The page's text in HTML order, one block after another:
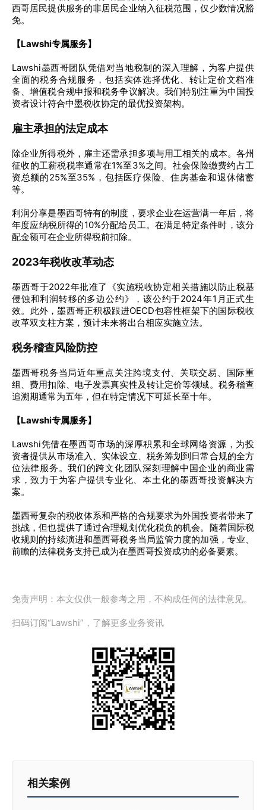
西哥居民提供服务的非居民企业纳入征税范围，仅少数情况豁
免。
【Lawshi专属服务】
Lawshi墨西哥团队凭借对当地税制的深入理解，为客户提供
全面的税务合规服务，包括实体选择优化、转让定价文档准
备、增值税合规申报和税务争议解决。我们特别注重为中国投
资者设计符合中墨税收协定的最优投资架构。
雇主承担的法定成本
除企业所得税外，雇主还需承担多项与用工相关的成本。各州
征收的工薪税税率通常在1%至3%之间。社会保险缴费约占工
资总额的25%至35%，包括医疗保险、住房基金和退休储蓄
等。
利润分享是墨西哥特有的制度，要求企业在运营满一年后，将
年度应纳税所得的10%分配给员工。在满足特定条件时，该分
配金额可在企业所得税前扣除。
2023年税收改革动态
墨西哥于2022年批准了《实施税收协定相关措施以防止税基
侵蚀和利润转移的多边公约》，该公约于2024年1月正式生
效。此外，墨西哥正积极跟进OECD包容性框架下的国际税收
改革双支柱方案，预计未来将出台相应实施立法。
税务稽查风险防控
墨西哥税务当局近年重点关注跨境支付、关联交易、国际重
组、费用扣除、电子发票真实性及转让定价等领域。税务稽查
追溯期通常为五年，但在特定情况下可延长至十年。
【Lawshi专属服务】
Lawshi凭借在墨西哥市场的深厚积累和全球网络资源，为投
资者提供从市场准入、实体设立、税务筹划到日常合规的全方
位法律服务。我们的跨文化团队深刻理解中国企业的商业需
求，致力于为客户提供专业化、本土化的墨西哥投资解决方
案。
墨西哥复杂的税收体系和严格的合规要求为外国投资者带来了
挑战，但也提供了通过合理规划优化税负的机会。随着国际税
收规则的持续演进和墨西哥税务当局监管力度的加强，专业、
前瞻的法律税务支持已成为在墨西哥投资成功的必备要素。
免责声明：本文仅供一般参考之用，不构成任何的法律意见。
扫码订阅“Lawshi”，了解更多业务资讯
相关案例